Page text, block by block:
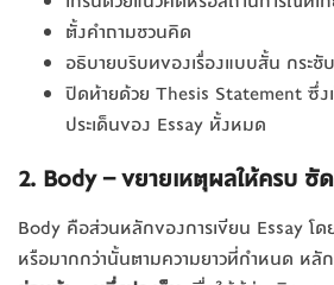
ตั้งคำถามชวนคิด
อธิบายบริบทของเรื่องแบบสั้น กระชับ
ปิดท้ายด้วย Thesis Statement ซึ่ง
ประเด็นของ Essay ทั้งหมด
2. Body – ขยายเหตุผลให้ครบ ชัด
Body คือส่วนหลักของการเขียน Essay โ
หรือมากกว่านั้นตามความยาวที่กำหนด หลั